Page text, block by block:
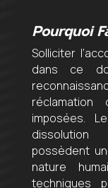
Pourquoi
Solliciter
dans ce
imposées.
dissolution
possèdent
nature
techniques